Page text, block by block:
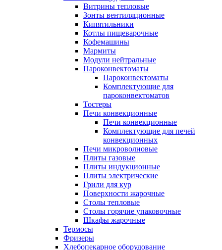
Витрины тепловые
Зонты вентиляционные
Кипятильники
Котлы пищеварочные
Кофемашины
Мармиты
Модули нейтральные
Пароконвектоматы
Пароконвектоматы
Комплектующие для
пароконвектоматов
Тостеры
Печи конвекционные
Печи конвекционные
Комплектующие для печей
конвекционных
Печи микроволновые
Плиты газовые
Плиты индукционные
Плиты электрические
Грили для кур
Поверхности жарочные
Столы тепловые
Столы горячие упаковочные
Шкафы жарочные
Термосы
Фризеры
Хлебопекарное оборудование